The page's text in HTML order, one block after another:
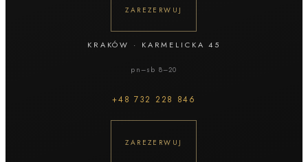
ZAREZERWUJ
KRAKÓW · KARMELICKA 45
pn–sb 8–20
+48732 228 846
ZAREZERWUJ